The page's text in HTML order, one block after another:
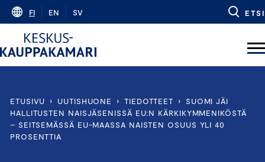
Skip
content
FI EN SV ETSI
ETUSIVU › UUTISHUONE › TIEDOTTEET ›
SUOMI JÄI
HALLITUSTEN NAISJÄSENISSÄ EU:N KÄRKIKYMMENIKÖSTÄ
– SEITSEMÄSSÄ EU-MAASSA NAISTEN OSUUS YLI 40
PROSENTTIA